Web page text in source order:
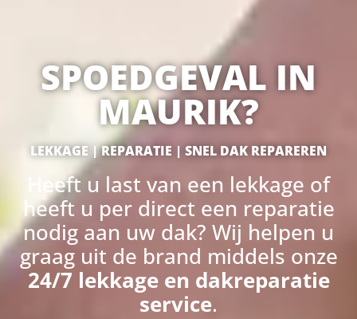
SPOEDGEVAL IN
MAURIK?
LEKKAGE | REPARATIE | SNEL DAK REPAREREN
Heeft u last van een lekkage of
heeft u per direct een reparatie
nodig aan uw dak? Wij helpen u
graag uit de brand middels onze
24/7 lekkage en dakreparatie
service.